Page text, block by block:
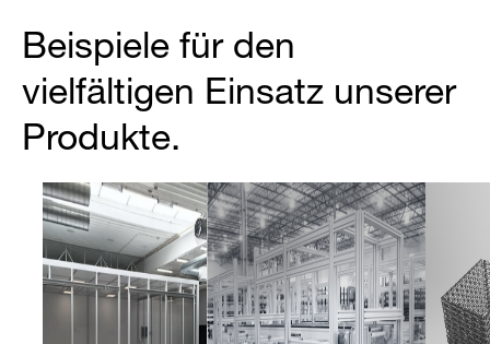
Beispiele für den
vielfältigen Einsatz unserer
Produkte.